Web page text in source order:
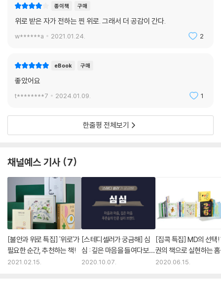
자연 속에서 보낸 시간은 올해 나의 부서진 정신을 치유해주었다. 3월의
가장 암담했던 날, 내 생각을 되돌리고 나를 자살의 목전에서 붙잡은 것은
힘겹다 못해 비현실적이고 끔찍한 시간이었다. 대부분의 시간 동안 내 마
의 모습이나 숲에서의 짧은 산책이 최악의 우울증 증세를 피해 갈 수 있게
해 주었다. 이 사실은 나에게 엄청난 위안을 준다. 야생의 장소는 내게 꼭
--- p.252
자연을 치료 약 삼은 한 해의 경험은 나에게 인간이 온전하려면 자연 풍경
속에 있어야 한다는 확신을 주었다. 태초부터 인간과 땅 사이에는 강력한
아가는 사람들의 정신 건강에 문제가 생기는 것은 자연과의 단절 때문일지
명확하기 때문에 온갖 이론들이 난무한다. (…) 하지만 나를 비롯해 이 분
야를 연구해온 사람들에게 명백한 사실은 다른 요소들이 미치는 영향과 별
개로 자연과의 단절이 문제의 중요한 요소라는 것이다.
--- p.253
우리가 집이나 사무실, 도시환경을 떠나 숲과 초목과 야생이 존재하는 장
소로 옮겨 갈 때면 내면에서 서로 밀접하게 연결된 생리학적·신경학적 변
화가 발생한다. 이와 연관된 과학은 아직 발전단계지만, 자연 풍광의 이로
1. 스트레스와 정신적 피로가 감소하고, 면역력과 회복력이 증가한다
에마 미첼은 매일 집 근처 숲을 산책하고 야생동식물을 관찰하며 일상의
리드 대학의 공간 실험과학자 마리아 벨라르데Maria Velarde가 노르웨
이 생명과학부와 함께한 연구 ‘자연경관을 보는 것이 건강에 끼치는 영향H
ealth effects of viewing landscapes’에 따르면, 자연경관을 마주하
다. 사람들의 전반적인 건강 수준에 대한 장기적인 개선도 확인되었다. [바
이오사이언스Bio Science]에 실린 ‘자연이 존재하는 주변 환경: 자연과
존재가 특히 도시에 사는 사람들에게 더 큰 영향을 끼친다는 사실을 전했
다. 자연 속에서 보낸 시간은 거주자의 우울증과 불안, 스트레스 인지도를
떨어뜨렸으며, 야외에서 보내는 시간이 기분 저하를 완화한다는 점도 같은
연구를 통해 확인되었다.(18쪽)
또한 산책을 하는 동안 들이마시게 되는 ‘피톤치드’는 인간의 면역계와 내
분비계, 순환계와 신경계에 작용하여 바이러스나 박테리아의 감염을 막아
준다. 우리는 자연에서 시간을 보내는 동안 무의식중에 식물이 생성한 피
톤치드를 들이마시며 그야말로 몸을 ‘소독’하는 것이다. 미첼은 풀숲에 앉
종이책 구매
위로 받은 자가 전하는 찐 위로. 그래서 더 공감이 간다.
w******a 2021.01.24. 2
eBook 구매
좋았어요
t********7 2024.01.09. 1
한줄평 전체보기
채널예스 기사 7
[불안과 위로 특집] '위로'가
필요한 순간, 추천하는 책!
2021.02.15.
[스테디셀러가 궁금해] 심
심 : 깊은 마음을 들여다보는
인문 심리서
2020.10.07.
[집콕 특집] MD의 선택!
권의 책으로 실현하는
러닝의 꿈
2020.06.15.